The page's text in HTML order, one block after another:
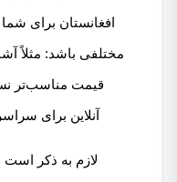
افغانستان برای
مختلفی باشد: مثلاً
قیمت مناسب‌تر
آنلاین برای
لازم به ذکر است